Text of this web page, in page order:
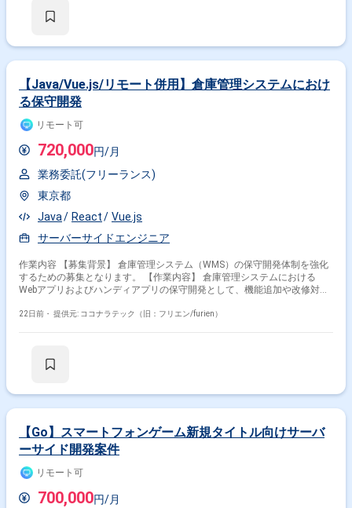
【Java/Vue.js/リモート併用】倉庫管理システムにおけ
る保守開発
リモート可
720,000円/月
業務委託(フリーランス)
東京都
Java
React
Vue.js
サーバーサイドエンジニア
作業内容 【募集背景】 倉庫管理システム（WMS）の保守開発体制を強化
するための募集となります。 【作業内容】 倉庫管理システムにおける
Webアプリおよびハンディアプリの保守開発として、機能追加や改修対応
新機能の追加開発を実施していただきます。 【求める人物像】 基本設計
に携わることで、業務知識とWebアプリ・モバイル開発スキルの双方を高
22日前・ 提供元: ココナラテック（旧：フリエン/furien）
【Go】スマートフォンゲーム新規タイトル向けサーバ
ーサイド開発案件
リモート可
700,000円/月